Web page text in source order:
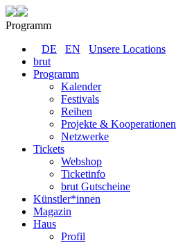
Programm
DE
EN
Unsere Locations
brut
Programm
Kalender
Festivals
Reihen
Projekte & Kooperationen
Netzwerke
Tickets
Webshop
Ticketinfo
brut Gutscheine
Künstler*innen
Magazin
Haus
Profil